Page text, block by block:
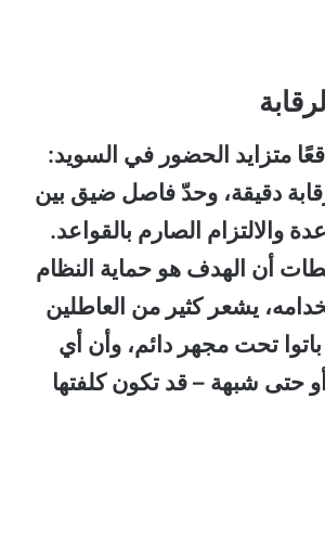
متزايد الحضور في السويد:
دقيقة، وحدّ فاصل ضيق بين
والالتزام الصارم بالقواعد.
أن الهدف هو حماية النظام
يشعر كثير من العاطلين
تحت مجهر دائم، وأن أي
حتى شبهة – قد تكون كلفتها